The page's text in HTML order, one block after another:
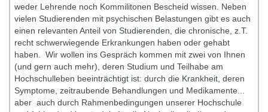
weder Lehrende noch Kommilitonen Bescheid wissen. Neben
vielen Studierenden mit psychischen Belastungen gibt es auch
einen relevanten Anteil von Studierenden, die chronische, z.T.
recht schwerwiegende Erkrankungen haben oder gehabt
haben. Wir wollen ins Gespräch kommen mit zwei von Ihnen
(und gern auch mehr), deren Studium und Teilhabe am
Hochschulleben beeinträchtigt ist: durch die Krankheit, deren
Symptome, zeitraubende Behandlungen und Medikamente...
aber auch durch Rahmenbedingungen unserer Hochschule